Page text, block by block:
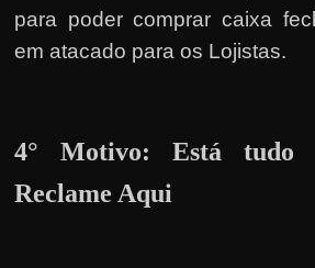
para poder comprar caixa
em atacado para os Lojistas.
4° Motivo: Está tudo
Reclame Aqui